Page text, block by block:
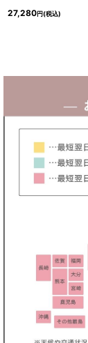
27,280円(税込)